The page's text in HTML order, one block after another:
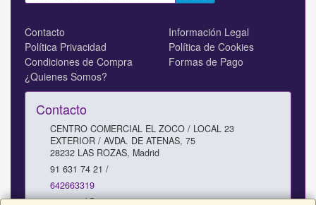
Contacto
Información Legal
Política Privacidad
Política de Cookies
Condiciones de Compra
Formas de Pago
¿Quienes Somos?
Contacto
CENTRO COMERCIAL EL ZOCO / LOCAL 23
EXTERIOR / AVDA. DE ATENAS, 75
28232 LAS ROZAS, Madrid
91 631 74 21 /
642663319
comercial@repararmipc.com